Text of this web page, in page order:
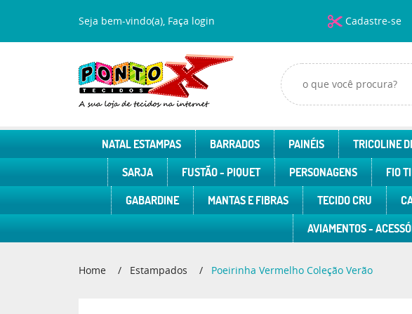
Seja bem-vindo(a), Faça login Cadastre-se
NATAL ESTAMPAS BARRADOS PAINÉIS TRICOLINE
SARJA
FUSTÃO - PIQUET PERSONAGENS FIO
GABARDINE
MANTAS E FIBRAS TECIDO CRU
AVIAMENTOS -
Home Estampados Poeirinha Vermelho Coleção Verão